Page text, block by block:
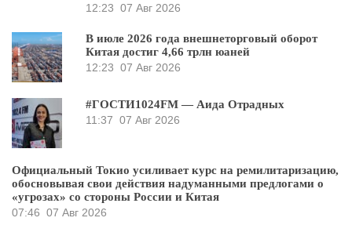
12:23 07 Авг 2026
В июле 2026 года внешнеторговый оборот
Китая достиг 4,66 трлн юаней
12:23 07 Авг 2026
#ГОСТИ1024FM — Аида Отрадных
11:37 07 Авг 2026
Официальный Токио усиливает курс на ремилитаризацию,
обосновывая свои действия надуманными предлогами о
«угрозах» со стороны России и Китая
07:46 07 Авг 2026